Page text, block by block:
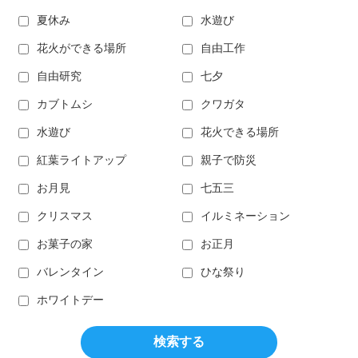
夏休み 水遊び
花火ができる場所 自由工作
自由研究 七夕
カブトムシ クワガタ
水遊び 花火できる場所
紅葉ライトアップ 親子で防災
お月見 七五三
クリスマス イルミネーション
お菓子の家 お正月
バレンタイン ひな祭り
ホワイトデー